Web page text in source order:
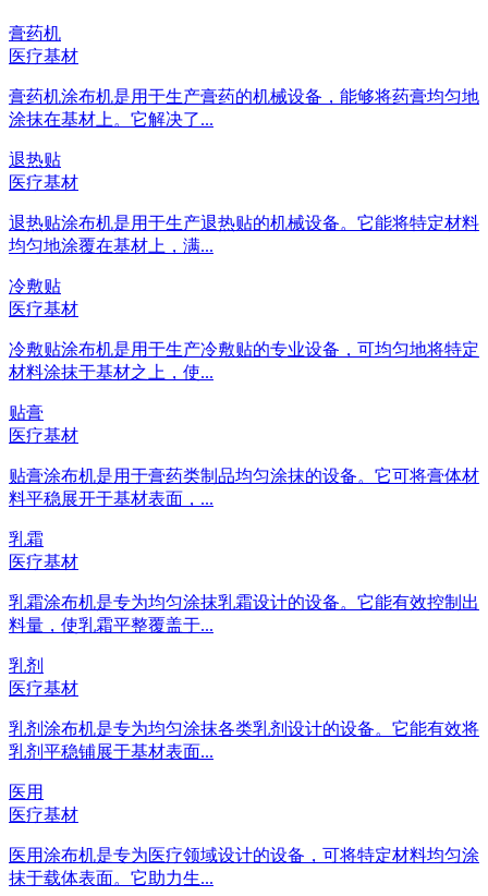
膏药机
医疗基材
膏药机涂布机是用于生产膏药的机械设备，能够将药膏均匀地
涂抹在基材上。它解决了...
退热贴
医疗基材
退热贴涂布机是用于生产退热贴的机械设备。它能将特定材料
均匀地涂覆在基材上，满...
冷敷贴
医疗基材
冷敷贴涂布机是用于生产冷敷贴的专业设备，可均匀地将特定
材料涂抹于基材之上，使...
贴膏
医疗基材
贴膏涂布机是用于膏药类制品均匀涂抹的设备。它可将膏体材
料平稳展开于基材表面，...
乳霜
医疗基材
乳霜涂布机是专为均匀涂抹乳霜设计的设备。它能有效控制出
料量，使乳霜平整覆盖于...
乳剂
医疗基材
乳剂涂布机是专为均匀涂抹各类乳剂设计的设备。它能有效将
乳剂平稳铺展于基材表面...
医用
医疗基材
医用涂布机是专为医疗领域设计的设备，可将特定材料均匀涂
抹于载体表面。它助力生...